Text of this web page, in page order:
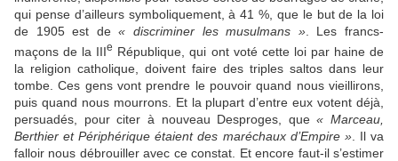
qui pense d’ailleurs symboliquement, à 41 %, que le but de la loi
de 1905 est de« discriminer les musulmans ». Les francs-
maçons de la IIIe République, qui ont voté cette loi par haine de
la religion catholique, doivent faire des triples saltos dans leur
tombe. Ces gens vont prendre le pouvoir quand nous vieillirons,
puis quand nous mourrons. Et la plupart d’entre eux votent déjà,
persuadés, pour citer à nouveau Desproges, que« Marceau,
Berthier et Périphérique étaient des maréchaux d’Empire ». Il va
falloir nous débrouiller avec ce constat. Et encore faut-il s’estimer